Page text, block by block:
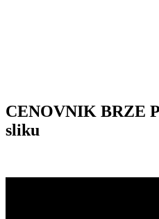
CENOVNIK BRZE
sliku